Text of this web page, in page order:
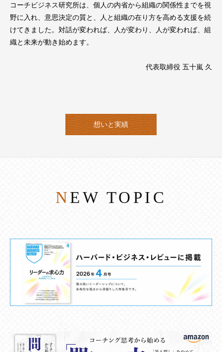
コーチビジネス研究所は、個人の内省から組織の関係性までを視
野に入れ、意思決定の質と、人と組織の在り方を高める支援を続
けてきました。対話が変われば、人が変わり、人が変われば、組
織と未来が動き始めます。
代表取締役 五十嵐 久
想いと実績
NEW TOPIC